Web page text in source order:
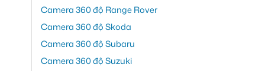
Camera 360 độ Range Rover
Camera 360 độ Skoda
Camera 360 độ Subaru
Camera 360 độ Suzuki